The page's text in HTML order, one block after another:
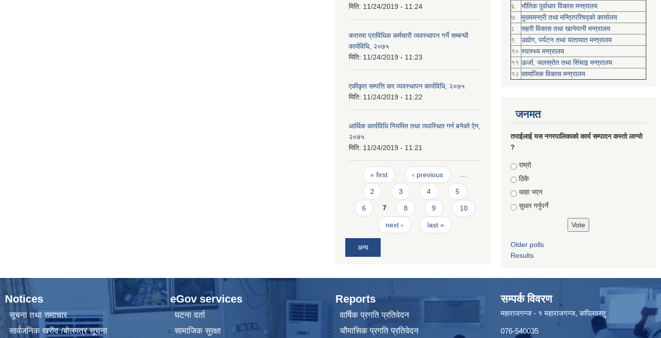
मिति: 11/24/2019 - 11:24
करारमा प्राविधिक कर्मचारी व्यवस्थापन गर्ने सम्बन्धी
कार्यविधि, २०७५
मिति: 11/24/2019 - 11:23
एकीकृत सम्पत्ति कर व्यवस्थापन कार्यविधि, २०७५
मिति: 11/24/2019 - 11:22
आर्थिक कार्यविधि नियमित तथा व्यवस्थित गर्न बनेको ऐन,
२०७५
मिति: 11/24/2019 - 11:21
Pages
« first ‹ previous …
2 3 4 5
6 7 8 9 10
next › last »
अन्य
६
भौतिक पूर्वाधार विकास मन्त्रालय
७
मुख्यमन्त्री तथा मन्त्रिपरिषद्को कार्यालय
८
सहरी विकास तथा खानेपानी मन्त्रालय
९
उद्योग, पर्यटन तथा यातायात मन्त्रालय
१० स्वास्थ्य मन्त्रालय
११ ऊर्जा, जलस्रोत तथा सिंचाइ मन्त्रालय
१२ सामाजिक विकास मन्‍‍त्रालय
जनमत
तपाईलाई यस नगरपालिकाको कार्य सम्पादन कस्तो लाग्यो
?
Choices
राम्रो
ठिकै
थाहा भएन
सुधार गर्नुपर्ने
Older polls
Results
Notices
सूचना तथा समाचार
सार्वजनिक खरीद /बोलपत्र सूचना
eGov services
घटना दर्ता
सामाजिक सुरक्षा
Reports
वार्षिक प्रगति प्रतिवेदन
चौमासिक प्रगति प्रतिवेदन
सम्पर्क विवरण
महाराजगन्ज - १ महाराजगन्ज, कपिलवस्तु
076-540035